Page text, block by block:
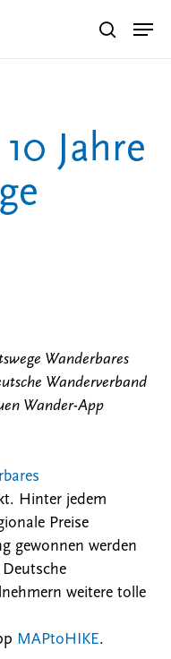
search
Jahre
Wanderbares
Wanderverband
Wander-App
Hinter jedem
Preise
gewonnen werden
weitere tolle
MAPtoHIKE.